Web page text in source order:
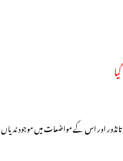
اور اس کے مواضعات میں موجود ندیاں ،